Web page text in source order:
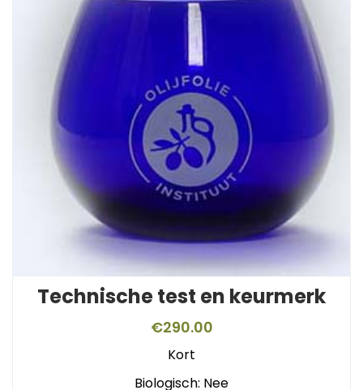
Technische test en keurmerk
€290.00
Kort
Biologisch: Nee